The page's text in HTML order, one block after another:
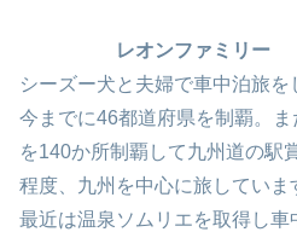
レオンファミリー
シーズー犬と夫婦で車中泊旅を
今までに46都道府県を制覇。
を140か所制覇して九州道の駅
程度、九州を中心に旅していま
最近は温泉ソムリエを取得し車